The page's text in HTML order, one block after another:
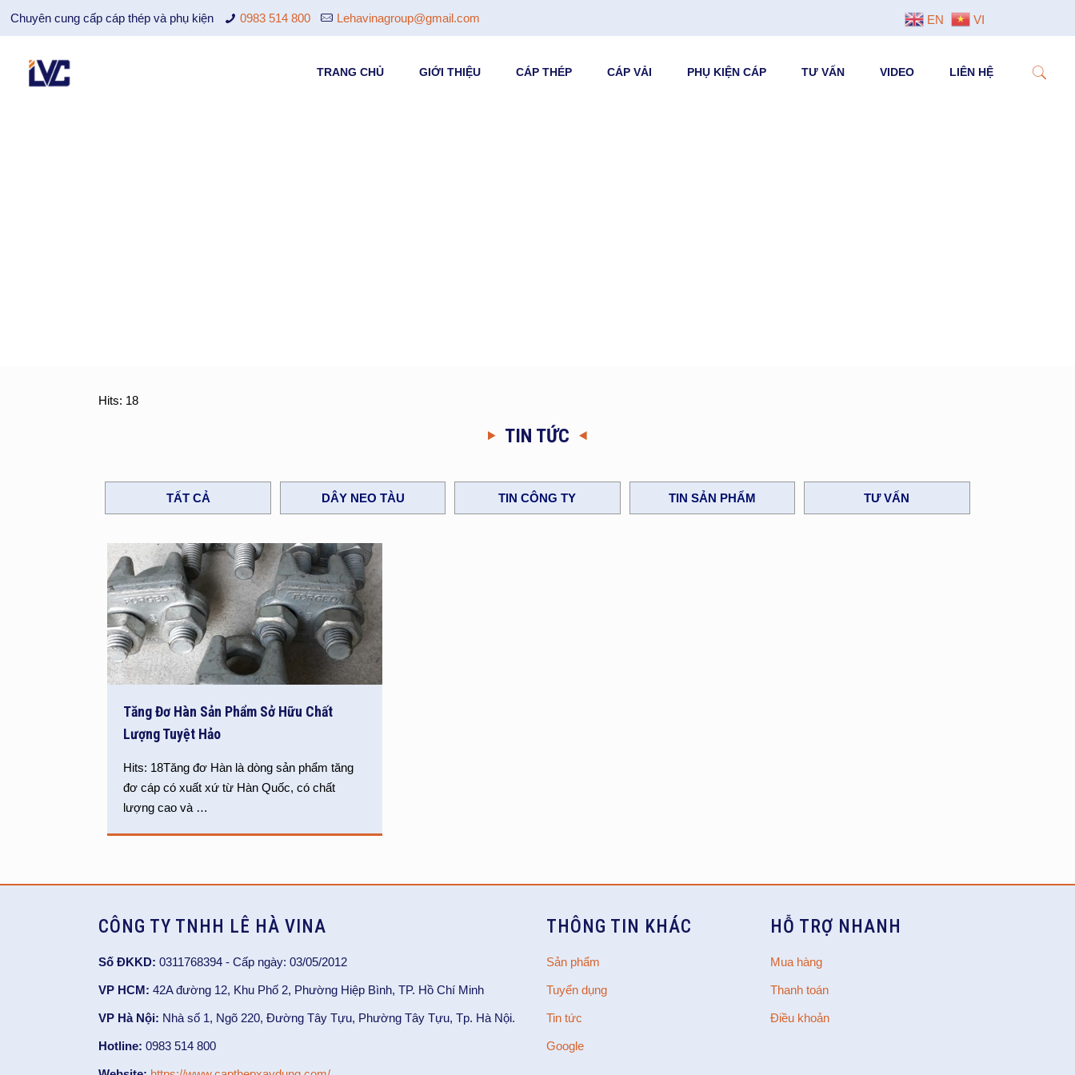
Chuyên cung cấp cáp thép và phụ kiện 0983 514 800 Lehavinagroup@gmail.com
TRANG CHỦ GIỚI THIỆU CÁP THÉP CÁP VẢI PHỤ KIỆN CÁP TƯ VẤN VIDEO LIÊN HỆ
Hits: 18
TIN TỨC
TẤT CẢ DÂY NEO TÀU TIN CÔNG TY TIN SẢN PHẨM TƯ VẤN
Tăng Đơ Hàn Sản Phẩm Sở Hữu Chất
Lượng Tuyệt Hảo
Hits: 18Tăng đơ Hàn là dòng sản phẩm tăng
đơ cáp có xuất xứ từ Hàn Quốc, có chất
lượng cao và …
CÔNG TY TNHH LÊ HÀ VINA
Số ĐKKD: 0311768394 - Cấp ngày: 03/05/2012
VP HCM: 42A đường 12, Khu Phố 2, Phường Hiệp Bình, TP. Hồ Chí Minh
VP Hà Nội: Nhà số 1, Ngõ 220, Đường Tây Tựu, Phường Tây Tựu, Tp. Hà Nội.
Hotline: 0983 514 800
THÔNG TIN KHÁC
Sản phẩm
Tuyển dụng
Tin tức
Google
HỖ TRỢ NHANH
Mua hàng
Thanh toán
Điều khoản
EN VI